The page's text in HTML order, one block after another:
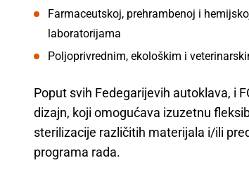
Farmaceutskoj, prehrambenoj i
laboratorijama
Poljoprivrednim, ekološkim i
Poput svih Fedegarijevih autoklava, i
dizajn, koji omogućava izuzetnu
sterilizacije različitih materijala i/ili
programa rada.